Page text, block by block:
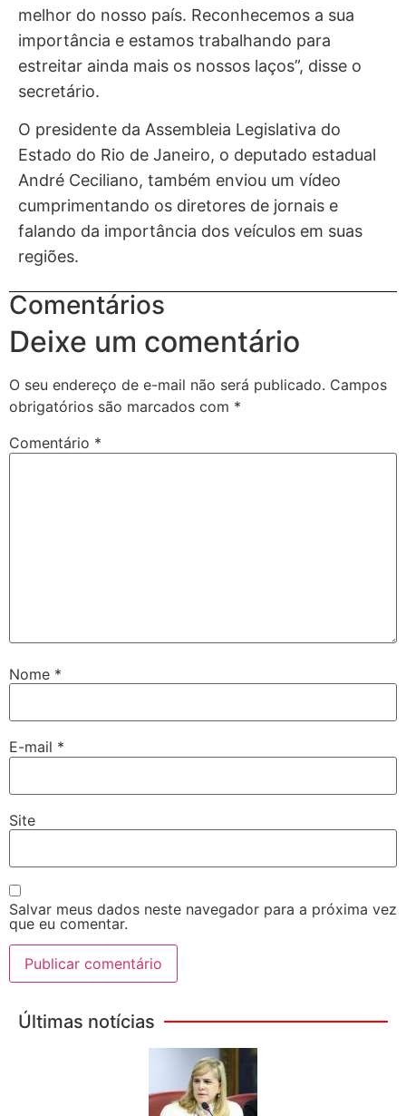
melhor do nosso país. Reconhecemos a sua
importância e estamos trabalhando para
estreitar ainda mais os nossos laços”, disse o
secretário.
O presidente da Assembleia Legislativa do
Estado do Rio de Janeiro, o deputado estadual
André Ceciliano, também enviou um vídeo
cumprimentando os diretores de jornais e
falando da importância dos veículos em suas
regiões.
Comentários
Deixe um comentário
O seu endereço de e-mail não será publicado. Campos
obrigatórios são marcados com *
Comentário *
Nome *
E-mail *
Site
Salvar meus dados neste navegador para a próxima vez
que eu comentar.
Últimas notícias